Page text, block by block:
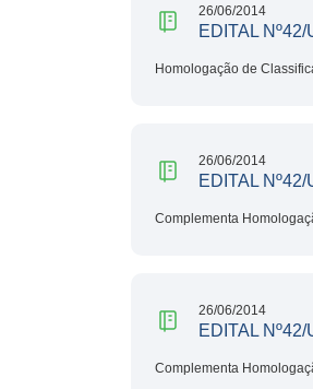
26/06/2014
EDITAL
Homologação de
26/06/2014
EDITAL
Complementa
26/06/2014
EDITAL
Complementa